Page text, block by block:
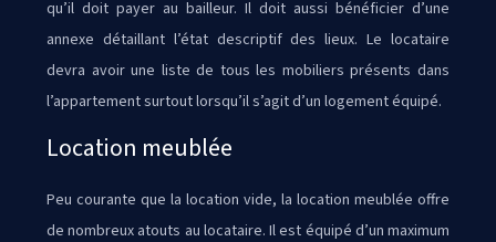
qu’il doit payer au bailleur. Il doit aussi bénéficier d’une
annexe détaillant l’état descriptif des lieux. Le locataire
devra avoir une liste de tous les mobiliers présents dans
l’appartement surtout lorsqu’il s’agit d’un logement équipé.
Location meublée
Peu courante que la location vide, la location meublée offre
de nombreux atouts au locataire. Il est équipé d’un maximum